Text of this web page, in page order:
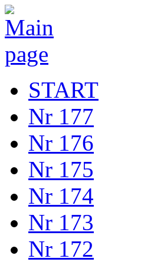
START
Nr 177
Nr 176
Nr 175
Nr 174
Nr 173
Nr 172